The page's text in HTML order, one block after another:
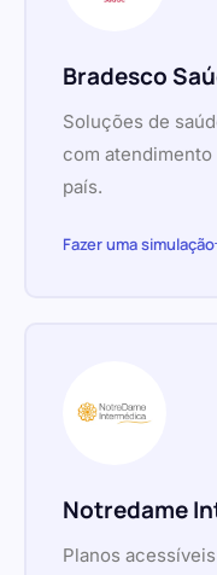
Bradesco
Soluções de
com
país.
Fazer uma simulação
Notredame
Planos